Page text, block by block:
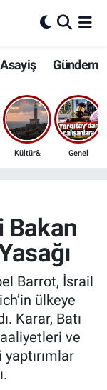
Asayiş Gündem
Kültür& Genel
Bakan
Barrot, İsrail
ülkeye
Karar, Batı
ve